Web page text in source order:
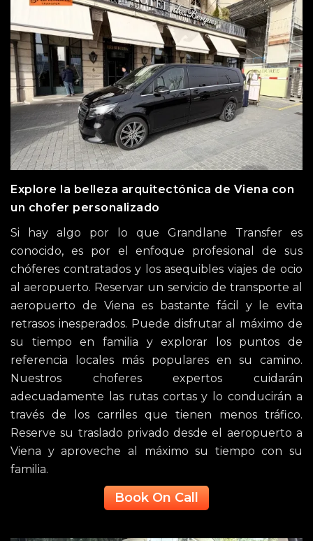
Explore la belleza arquitectónica de Viena con
un chofer personalizado
Si hay algo por lo que Grandlane Transfer es
conocido, es por el enfoque profesional de sus
chóferes contratados y los asequibles viajes de ocio
al aeropuerto. Reservar un servicio de transporte al
aeropuerto de Viena es bastante fácil y le evita
retrasos inesperados. Puede disfrutar al máximo de
su tiempo en familia y explorar los puntos de
referencia locales más populares en su camino.
Nuestros choferes expertos cuidarán
adecuadamente las rutas cortas y lo conducirán a
través de los carriles que tienen menos tráfico.
Reserve su traslado privado desde el aeropuerto a
Viena y aproveche al máximo su tiempo con su
familia.
Book On Call